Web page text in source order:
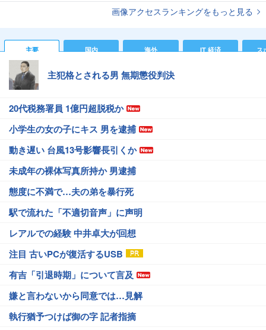
画像アクセスランキングをもっと見る
主要 国内 海外 IT 経済 ス
主犯格とされる男 無期懲役判決
20代税務署員 1億円超脱税か
小学生の女の子にキス 男を逮捕
動き遅い 台風13号影響長引くか
未成年の裸体写真所持か 男逮捕
態度に不満で…夫の弟を暴行死
駅で流れた「不適切音声」に声明
レアルでの経験 中井卓大が回想
注目 古いPCが復活するUSB
有吉「引退時期」について言及
嫌と言わないから同意では…見解
執行猶予つけば御の字 記者指摘